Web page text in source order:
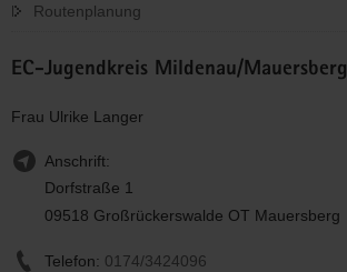
Routenplanung
EC-Jugendkreis Mildenau/Mauersberg
Frau Ulrike Langer
Anschrift:
Dorfstraße 1
09518 Großrückerswalde OT Mauersberg
Telefon: 0174/3424096